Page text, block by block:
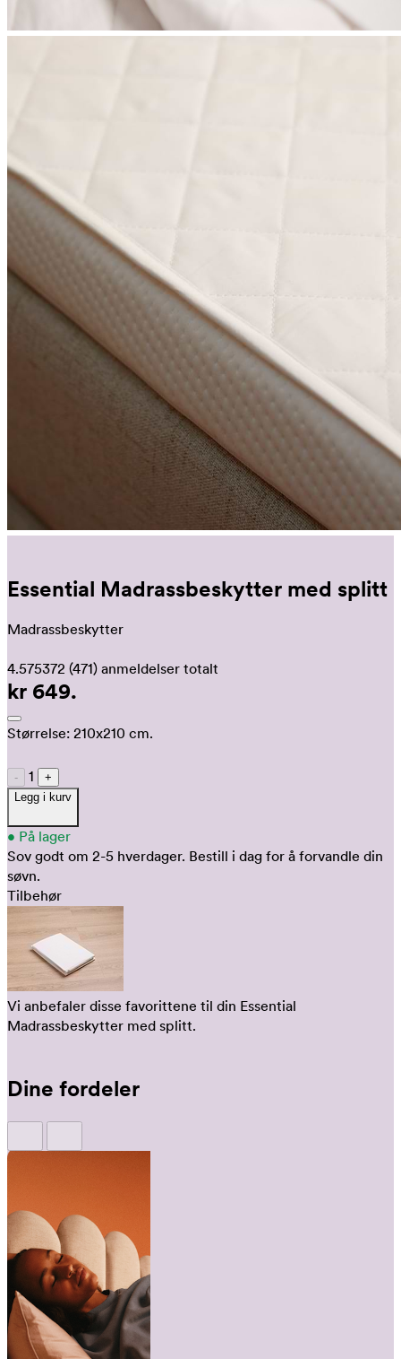
Essential Madrassbeskytter med splitt
Madrassbeskytter
4.575372 (471) anmeldelser totalt
kr 649.
Størrelse: 210x210 cm.
- 1
+
Legg i kurv
• På lager
Sov godt om 2-5 hverdager. Bestill i dag for å forvandle din
søvn.
Tilbehør
Vi anbefaler disse favorittene til din Essential
Madrassbeskytter med splitt.
Dine fordeler